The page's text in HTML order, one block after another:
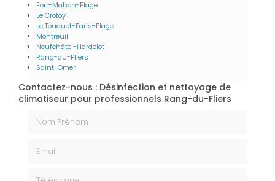
Fort-Mahon-Plage
Le Crotoy
Le Touquet-Paris-Plage
Montreuil
Neufchâtel-Hardelot
Rang-du-Fliers
Saint-Omer
Contactez-nous : Désinfection et nettoyage de
climatiseur pour professionnels Rang-du-Fliers